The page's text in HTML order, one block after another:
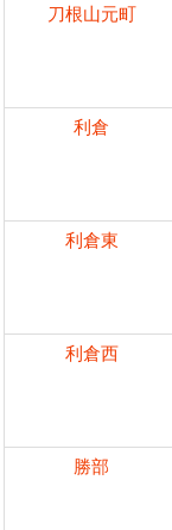
刀根山元町
利倉
利倉東
利倉西
勝部